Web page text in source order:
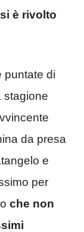
è rivolto
puntate di
stagione
da presa
e
per
che non